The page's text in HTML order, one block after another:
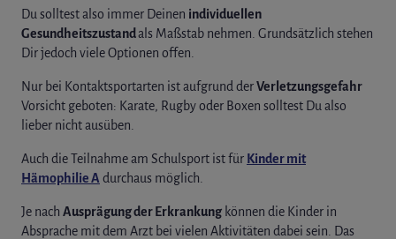
Du solltest also immer Deinen individuellen
Gesundheitszustandals Maßstab nehmen. Grundsätzlich stehen
Dir jedoch viele Optionen offen.
Nur bei Kontaktsportarten ist aufgrund derVerletzungsgefahr
Vorsicht geboten: Karate, Rugby oder Boxen solltest Du also
lieber nicht ausüben.
Auch die Teilnahme am Schulsport ist für Kinder mit
Hämophilie A durchaus möglich.
Je nach Ausprägung der Erkrankung können die Kinder in
Absprache mit dem Arzt bei vielen Aktivitäten dabei sein. Das